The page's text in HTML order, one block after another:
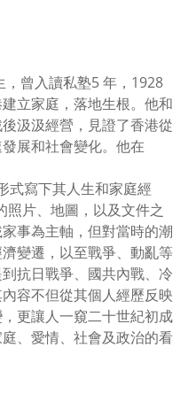
曾入讀私塾5 年，1928
立家庭，落地生根。他和
汲汲經營，見證了香港從
展和社會變化。他在
式寫下其人生和家庭經
照片、地圖，以及文件之
事為主軸，但對當時的潮
變遷，以至戰爭、動亂等
抗日戰爭、國共內戰、冷
容不但從其個人經歷反映
更讓人一窺二十世紀初成
、愛情、社會及政治的看